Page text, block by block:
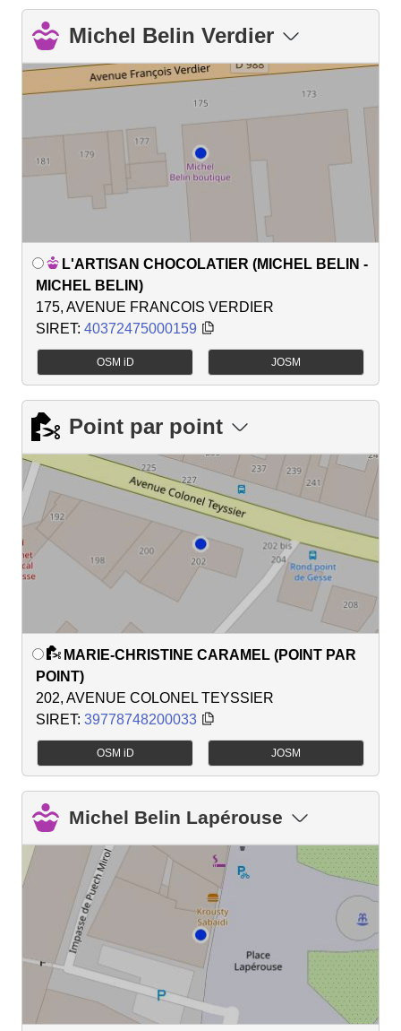
Michel Belin Verdier
L'ARTISAN CHOCOLATIER (MICHEL BELIN -
MICHEL BELIN)
175, AVENUE FRANCOIS VERDIER
SIRET: 40372475000159
OSM iD JOSM
Point par point
MARIE-CHRISTINE CARAMEL (POINT PAR
POINT)
202, AVENUE COLONEL TEYSSIER
SIRET: 39778748200033
OSM iD JOSM
Michel Belin Lapérouse